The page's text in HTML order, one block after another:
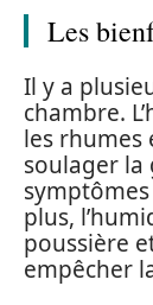
Les
Il y a
chambre.
les rhumes
soulager la
plus,
poussière
empêcher